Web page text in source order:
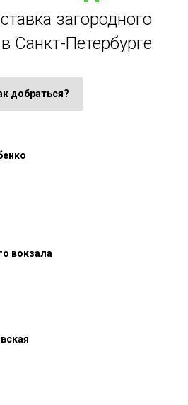
загородного
Санкт-Петербурге
добраться?
вокзала